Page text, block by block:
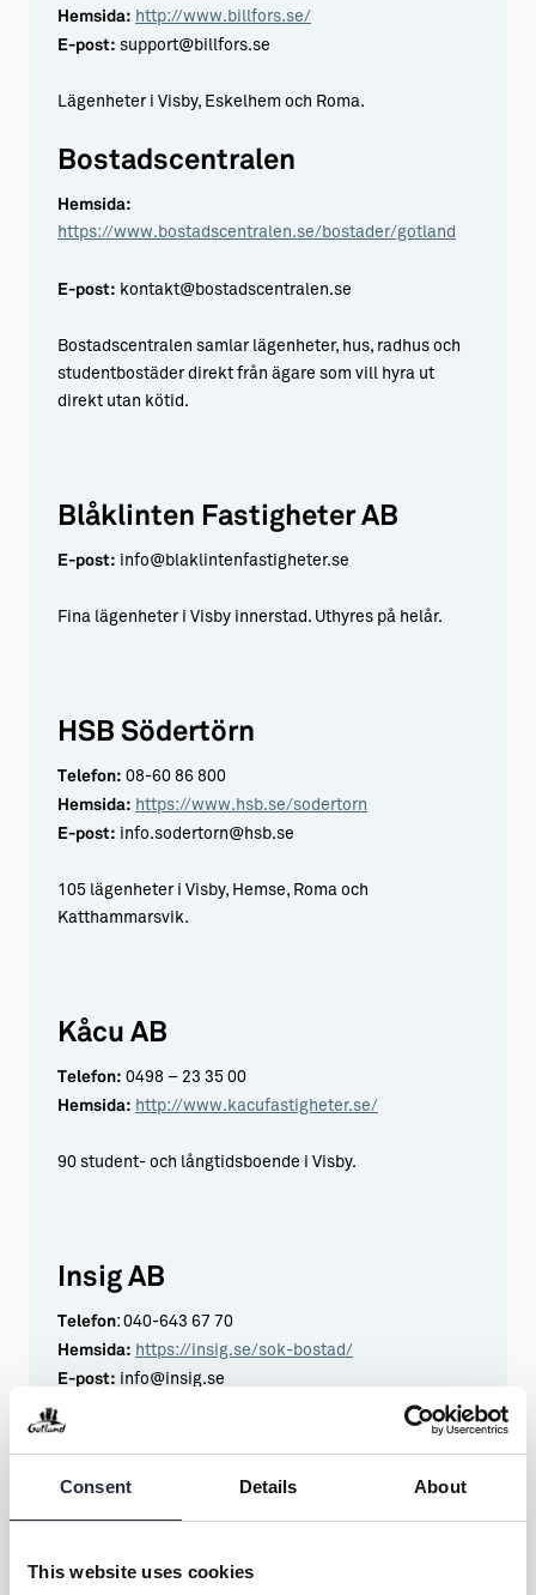
Consent Details About
This website uses cookies
Hemsida: http://www.billfors.se/
E-post: support@billfors.se
Lägenheter i Visby, Eskelhem och Roma.
Bostadscentralen
Hemsida:
https://www.bostadscentralen.se/bostader/gotland
E-post: kontakt@bostadscentralen.se
Bostadscentralen samlar lägenheter, hus, radhus och
studentbostäder direkt från ägare som vill hyra ut
direkt utan kötid.
Blåklinten Fastigheter AB
E-post: info@blaklintenfastigheter.se
Fina lägenheter i Visby innerstad. Uthyres på helår.
HSB Södertörn
Telefon: 08-60 86 800
Hemsida: https://www.hsb.se/sodertorn
E-post: info.sodertorn@hsb.se
105 lägenheter i Visby, Hemse, Roma och
Katthammarsvik.
Kåcu AB
Telefon: 0498 – 23 35 00
Hemsida: http://www.kacufastigheter.se/
90 student- och långtidsboende i Visby.
Insig AB
Telefon: 040-643 67 70
Hemsida: https://insig.se/sok-bostad/
E-post: info@insig.se
Studentlägenheter från 2024 i Visby.